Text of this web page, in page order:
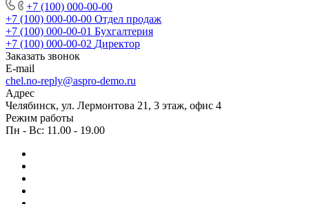
+7 (100) 000-00-00
+7 (100) 000-00-00 Отдел продаж
+7 (100) 000-00-01 Бухгалтерия
+7 (100) 000-00-02 Директор
Заказать звонок
E-mail
chel.no-reply@aspro-demo.ru
Адрес
Челябинск, ул. Лермонтова 21, 3 этаж, офис 4
Режим работы
Пн - Вс: 11.00 - 19.00